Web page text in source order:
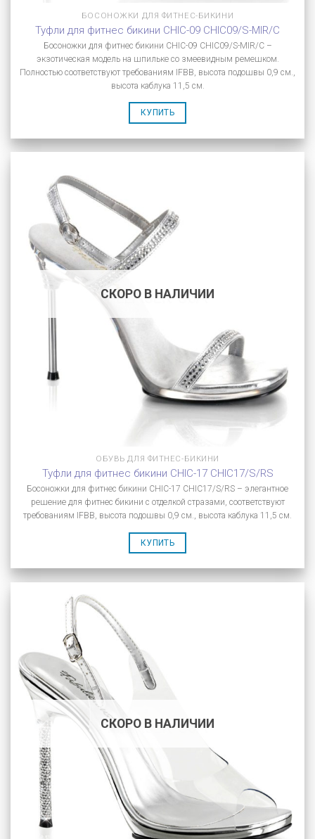
БОСОНОЖКИ ДЛЯ ФИТНЕС-БИКИНИ
Туфли для фитнес бикини CHIC-09 CHIC09/S-MIR/C
Босоножки для фитнес бикини CHIC-09 CHIC09/S-MIR/C –
экзотическая модель на шпильке со змеевидным ремешком.
Полностью соответствуют требованиям IFBB, высота подошвы 0,9 см.,
высота каблука 11,5 см.
КУПИТЬ
СКОРО В НАЛИЧИИ
ОБУВЬ ДЛЯ ФИТНЕС-БИКИНИ
Туфли для фитнес бикини CHIC-17 CHIC17/S/RS
Босоножки для фитнес бикини CHIC-17 CHIC17/S/RS – элегантное
решение для фитнес бикини с отделкой стразами, соответствуют
требованиям IFBB, высота подошвы 0,9 см., высота каблука 11,5 см.
КУПИТЬ
СКОРО В НАЛИЧИИ